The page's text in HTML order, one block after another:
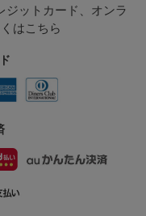
ジットカード、オンラ
はこちら